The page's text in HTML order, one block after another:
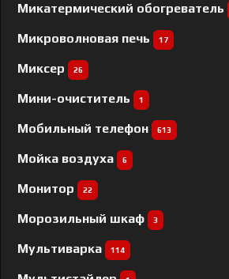
Микатермический обогреватель
Микроволновая печь 17
Миксер 26
Мини-очиститель 1
Мобильный телефон 613
Мойка воздуха 6
Монитор 22
Морозильный шкаф 3
Мультиварка 114